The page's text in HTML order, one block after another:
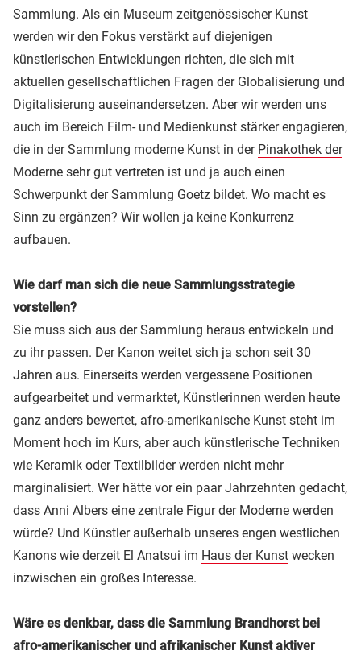
Sammlung. Als ein Museum zeitgenössischer Kunst
werden wir den Fokus verstärkt auf diejenigen
künstlerischen Entwicklungen richten, die sich mit
aktuellen gesellschaftlichen Fragen der Globalisierung und
Digitalisierung auseinandersetzen. Aber wir werden uns
auch im Bereich Film- und Medienkunst stärker engagieren,
die in der Sammlung moderne Kunst in der Pinakothek der
Moderne sehr gut vertreten ist und ja auch einen
Schwerpunkt der Sammlung Goetz bildet. Wo macht es
Sinn zu ergänzen? Wir wollen ja keine Konkurrenz
aufbauen.
Wie darf man sich die neue Sammlungsstrategie
vorstellen?
Sie muss sich aus der Sammlung heraus entwickeln und
zu ihr passen. Der Kanon weitet sich ja schon seit 30
Jahren aus. Einerseits werden vergessene Positionen
aufgearbeitet und vermarktet, Künstlerinnen werden heute
ganz anders bewertet, afro-amerikanische Kunst steht im
Moment hoch im Kurs, aber auch künstlerische Techniken
wie Keramik oder Textilbilder werden nicht mehr
marginalisiert. Wer hätte vor ein paar Jahrzehnten gedacht,
dass Anni Albers eine zentrale Figur der Moderne werden
würde? Und Künstler außerhalb unseres engen westlichen
Kanons wie derzeit El Anatsui im Haus der Kunst wecken
inzwischen ein großes Interesse.
Wäre es denkbar, dass die Sammlung Brandhorst bei
afro-amerikanischer und afrikanischer Kunst aktiver